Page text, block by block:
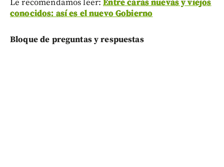
Le recomendamos leer:Entre caras nuevas y viejos
conocidos: así es el nuevo Gobierno
Bloque de preguntas y respuestas